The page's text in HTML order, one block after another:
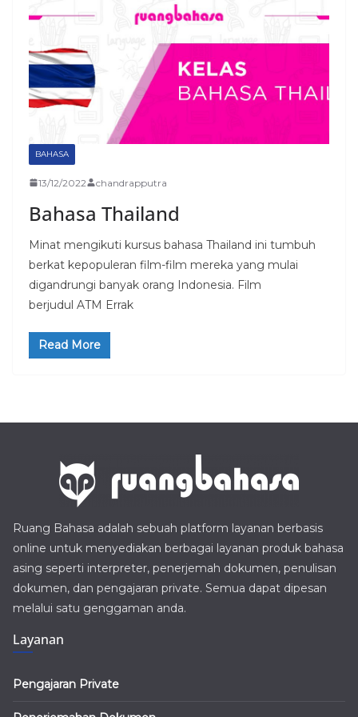
BAHASA
13/12/2022 chandrapputra
Bahasa Thailand
Minat mengikuti kursus bahasa Thailand ini tumbuh
berkat kepopuleran film-film mereka yang mulai
digandrungi banyak orang Indonesia. Film
berjudul ATM Errak
Read More
Ruang Bahasa adalah sebuah platform layanan berbasis
online untuk menyediakan berbagai layanan produk bahasa
asing seperti interpreter, penerjemah dokumen, penulisan
dokumen, dan pengajaran private. Semua dapat dipesan
melalui satu genggaman anda.
Layanan
Pengajaran Private